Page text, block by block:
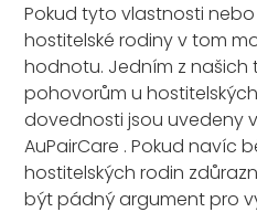
Pokud tyto vlastnosti
hostitelské rodiny v tom
hodnotu. Jedním z našich
pohovorům u
dovednosti jsou uvedeny
AuPairCare . Pokud navíc
hostitelských rodin
být pádný argument pro